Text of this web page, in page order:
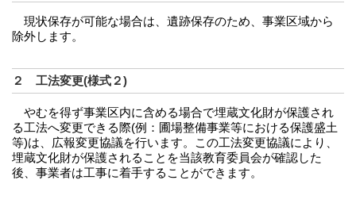
現状保存が可能な場合は、遺跡保存のため、事業区域から
除外します。
２ 工法変更(様式２)
やむを得ず事業区内に含める場合で埋蔵文化財が保護され
る工法へ変更できる際(例：圃場整備事業等における保護盛土
等)は、広報変更協議を行います。この工法変更協議により、
埋蔵文化財が保護されることを当該教育委員会が確認した
後、事業者は工事に着手することができます。